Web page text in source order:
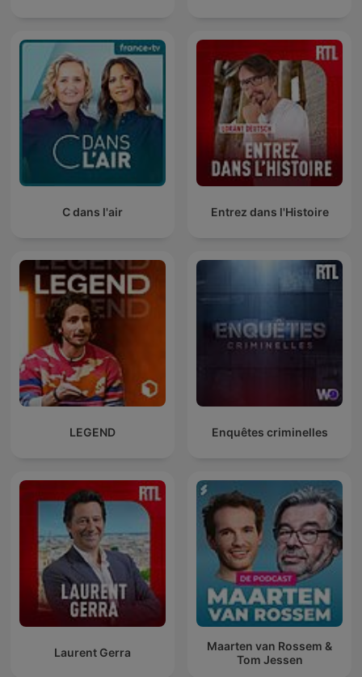
C dans l'air Entrez dans l'Histoire
LEGEND Enquêtes criminelles
Laurent Gerra
Maarten van Rossem &
Tom Jessen